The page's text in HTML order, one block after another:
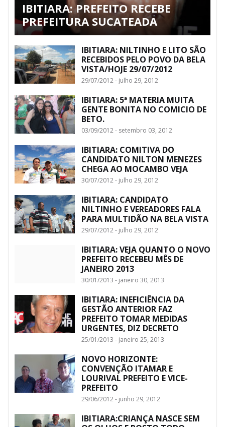
IBITIARA: PREFEITO RECEBE
PREFEITURA SUCATEADA
IBITIARA: NILTINHO E LITO SÃO
RECEBIDOS PELO POVO DA BELA
VISTA/HOJE 29/07/2012
29/07/2012 - julho 29, 2012
IBITIARA: 5ª MATERIA MUITA
GENTE BONITA NO COMICIO DE
BETO.
03/09/2012 - setembro 03, 2012
IBITIARA: COMITIVA DO
CANDIDATO NILTON MENEZES
CHEGA AO MOCAMBO VEJA
30/07/2012 - julho 29, 2012
IBITIARA: CANDIDATO
NILTINHO E VEREADORES FALA
PARA MULTIDÃO NA BELA VISTA
29/07/2012 - julho 29, 2012
IBITIARA: VEJA QUANTO O NOVO
PREFEITO RECEBEU MÊS DE
JANEIRO 2013
30/01/2013 - janeiro 30, 2013
IBITIARA: INEFICIÊNCIA DA
GESTÃO ANTERIOR FAZ
PREFEITO TOMAR MEDIDAS
URGENTES, DIZ DECRETO
25/01/2013 - janeiro 25, 2013
NOVO HORIZONTE:
CONVENÇÃO ITAMAR E
LOURIVAL PREFEITO E VICE-
PREFEITO
29/06/2012 - junho 29, 2012
IBITIARA:CRIANÇA NASCE SEM